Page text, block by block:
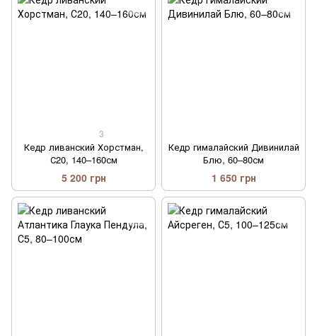
3
Кедр ливанский Хорстман,
С20, 140–160см
5 200 грн
Кедр гималайский Дивинилай
Блю, 60–80см
1 650 грн